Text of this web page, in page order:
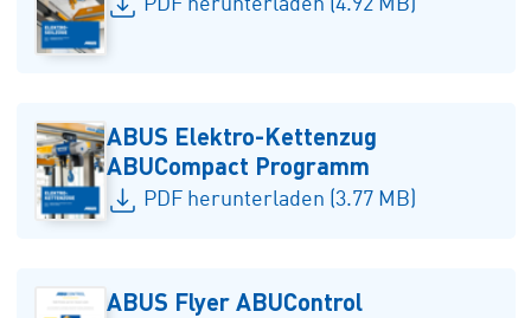
PDF herunterladen (4.92 MB)
ABUS Elektro-Kettenzug
ABUCompact Programm
PDF herunterladen (3.77 MB)
ABUS Flyer ABUControl